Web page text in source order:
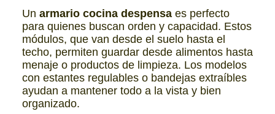
Un armario cocina despensaes perfecto
para quienes buscan orden y capacidad. Estos
módulos, que van desde el suelo hasta el
techo, permiten guardar desde alimentos hasta
menaje o productos de limpieza. Los modelos
con estantes regulables o bandejas extraíbles
ayudan a mantener todo a la vista y bien
organizado.